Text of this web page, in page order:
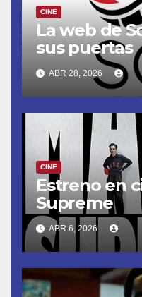
CINE
La web de
sus puertas
ABR 28, 2026
CINE
Estreno en
Supreme
ABR 6, 2026